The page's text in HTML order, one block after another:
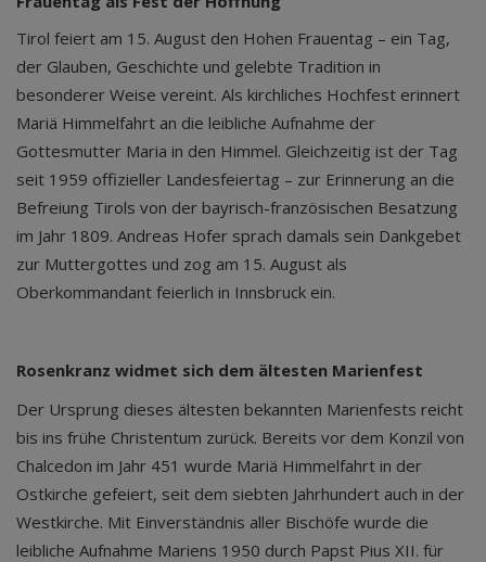
Tirol feiert am 15. August den Hohen Frauentag – ein Tag,
der Glauben, Geschichte und gelebte Tradition in
besonderer Weise vereint. Als kirchliches Hochfest erinnert
Mariä Himmelfahrt an die leibliche Aufnahme der
Gottesmutter Maria in den Himmel. Gleichzeitig ist der Tag
seit 1959 offizieller Landesfeiertag – zur Erinnerung an die
Befreiung Tirols von der bayrisch-französischen Besatzung
im Jahr 1809. Andreas Hofer sprach damals sein Dankgebet
zur Muttergottes und zog am 15. August als
Oberkommandant feierlich in Innsbruck ein.
Rosenkranz widmet sich dem ältesten Marienfest
Der Ursprung dieses ältesten bekannten Marienfests reicht
bis ins frühe Christentum zurück. Bereits vor dem Konzil von
Chalcedon im Jahr 451 wurde Mariä Himmelfahrt in der
Ostkirche gefeiert, seit dem siebten Jahrhundert auch in der
Westkirche. Mit Einverständnis aller Bischöfe wurde die
leibliche Aufnahme Mariens 1950 durch Papst Pius XII. für